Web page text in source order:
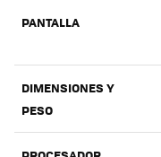
PANTALLA
DIMENSIONES Y
PESO